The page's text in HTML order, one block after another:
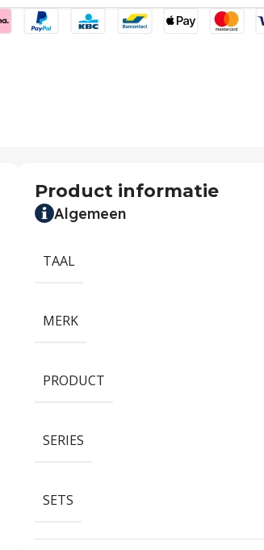
Product informatie
Algemeen
TAAL
MERK
PRODUCT
SERIES
SETS